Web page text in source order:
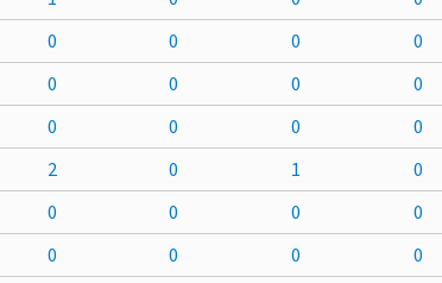
0 0 0 0
0 0 0 0
0 0 0 0
2 0 1 0
0 0 0 0
0 0 0 0